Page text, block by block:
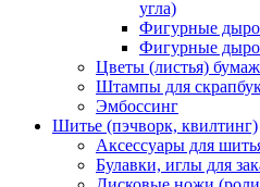
угла)
Фигурные
Фигурные
Цветы (листья)
Штампы для
Эмбоссинг
Шитье (пэчворк, квилтинг)
Аксессуары для
Булавки, иглы для